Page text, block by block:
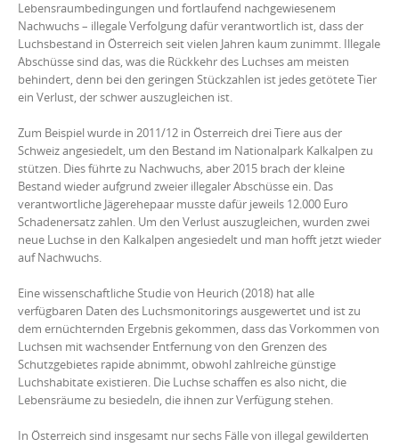
Lebensraumbedingungen und fortlaufend nachgewiesenem
Nachwuchs – illegale Verfolgung dafür verantwortlich ist, dass der
Luchsbestand in Österreich seit vielen Jahren kaum zunimmt. Illegale
Abschüsse sind das, was die Rückkehr des Luchses am meisten
behindert, denn bei den geringen Stückzahlen ist jedes getötete Tier
ein Verlust, der schwer auszugleichen ist.
Zum Beispiel wurde in 2011/12 in Österreich drei Tiere aus der
Schweiz angesiedelt, um den Bestand im Nationalpark Kalkalpen zu
stützen. Dies führte zu Nachwuchs, aber 2015 brach der kleine
Bestand wieder aufgrund zweier illegaler Abschüsse ein. Das
verantwortliche Jägerehepaar musste dafür jeweils 12.000 Euro
Schadenersatz zahlen. Um den Verlust auszugleichen, wurden zwei
neue Luchse in den Kalkalpen angesiedelt und man hofft jetzt wieder
auf Nachwuchs.
Eine wissenschaftliche Studie von Heurich (2018) hat alle
verfügbaren Daten des Luchsmonitorings ausgewertet und ist zu
dem ernüchternden Ergebnis gekommen, dass das Vorkommen von
Luchsen mit wachsender Entfernung von den Grenzen des
Schutzgebietes rapide abnimmt, obwohl zahlreiche günstige
Luchshabitate existieren. Die Luchse schaffen es also nicht, die
Lebensräume zu besiedeln, die ihnen zur Verfügung stehen.
In Österreich sind insgesamt nur sechs Fälle von illegal gewilderten